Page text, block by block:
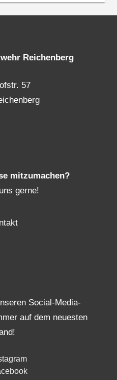
Reichenberg
57
mitzumachen?
gerne!
Social-Media-
auf dem neuesten